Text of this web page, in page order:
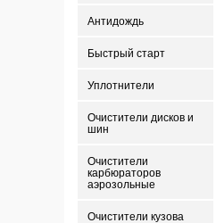
Антидождь
Быстрый старт
Уплотнители
Очистители дисков и
шин
Очистители
карбюраторов
аэрозольные
Очистители кузова